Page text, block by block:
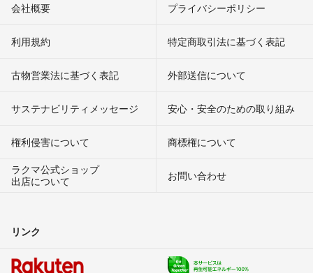
会社概要 プライバシーポリシー
利用規約 特定商取引法に基づく表記
古物営業法に基づく表記 外部送信について
サステナビリティメッセージ 安心・安全のための取り組み
権利侵害について
商標権について
ラクマ公式ショップ
出店について
お問い合わせ
リンク